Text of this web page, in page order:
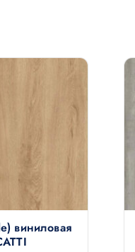
виниловая